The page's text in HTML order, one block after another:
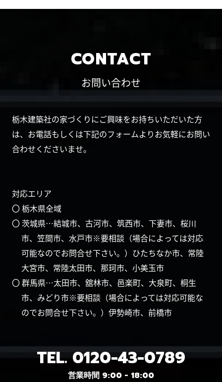
CONTACT
お問い合わせ
栃木建築社の家づくりにご興味をお持ちいただいた方
は、お電話もしくは下記のフォームよりお気軽にお問い
合わせくださいませ。
対応エリア
〇 栃木県全域
〇 茨城県…結城市、古河市、筑西市、下妻市、桜川
市、笠間市、水戸市※要相談（場合によっては対応
可能なのでお問合せ下さい。）ひたちなか市、常陸
大宮市、常陸太田市、那珂市、小美玉市
〇 群馬県…太田市、舘林市、邑楽町、大泉町、桐生
市、みどり市※要相談（場合によっては対応可能な
のでお問合せ下さい。）伊勢崎市、前橋市
TEL. 0120-43-0789
営業時間 9:00 - 18:00